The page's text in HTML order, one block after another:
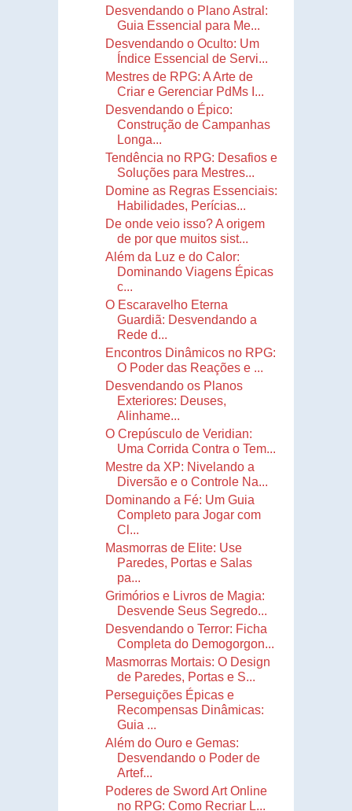
Desvendando o Plano Astral:
Guia Essencial para Me...
Desvendando o Oculto: Um
Índice Essencial de Servi...
Mestres de RPG: A Arte de
Criar e Gerenciar PdMs I...
Desvendando o Épico:
Construção de Campanhas
Longa...
Tendência no RPG: Desafios e
Soluções para Mestres...
Domine as Regras Essenciais:
Habilidades, Perícias...
De onde veio isso? A origem
de por que muitos sist...
Além da Luz e do Calor:
Dominando Viagens Épicas
c...
O Escaravelho Eterna
Guardiã: Desvendando a
Rede d...
Encontros Dinâmicos no RPG:
O Poder das Reações e ...
Desvendando os Planos
Exteriores: Deuses,
Alinhame...
O Crepúsculo de Veridian:
Uma Corrida Contra o Tem...
Mestre da XP: Nivelando a
Diversão e o Controle Na...
Dominando a Fé: Um Guia
Completo para Jogar com
Cl...
Masmorras de Elite: Use
Paredes, Portas e Salas
pa...
Grimórios e Livros de Magia:
Desvende Seus Segredo...
Desvendando o Terror: Ficha
Completa do Demogorgon...
Masmorras Mortais: O Design
de Paredes, Portas e S...
Perseguições Épicas e
Recompensas Dinâmicas:
Guia ...
Além do Ouro e Gemas:
Desvendando o Poder de
Artef...
Poderes de Sword Art Online
no RPG: Como Recriar L...